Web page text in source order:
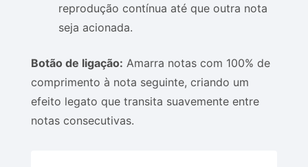
reprodução contínua até que outra nota
seja acionada.
Botão de ligação: Amarra notas com 100% de
comprimento à nota seguinte, criando um
efeito legato que transita suavemente entre
notas consecutivas.